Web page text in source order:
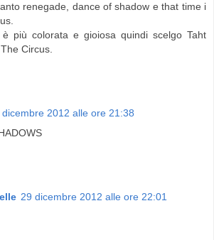
renegade, dance of shadow e that time i
più colorata e gioiosa quindi scelgo Taht
Circus.
dicembre 2012 alle ore 21:38
29 dicembre 2012 alle ore 22:01